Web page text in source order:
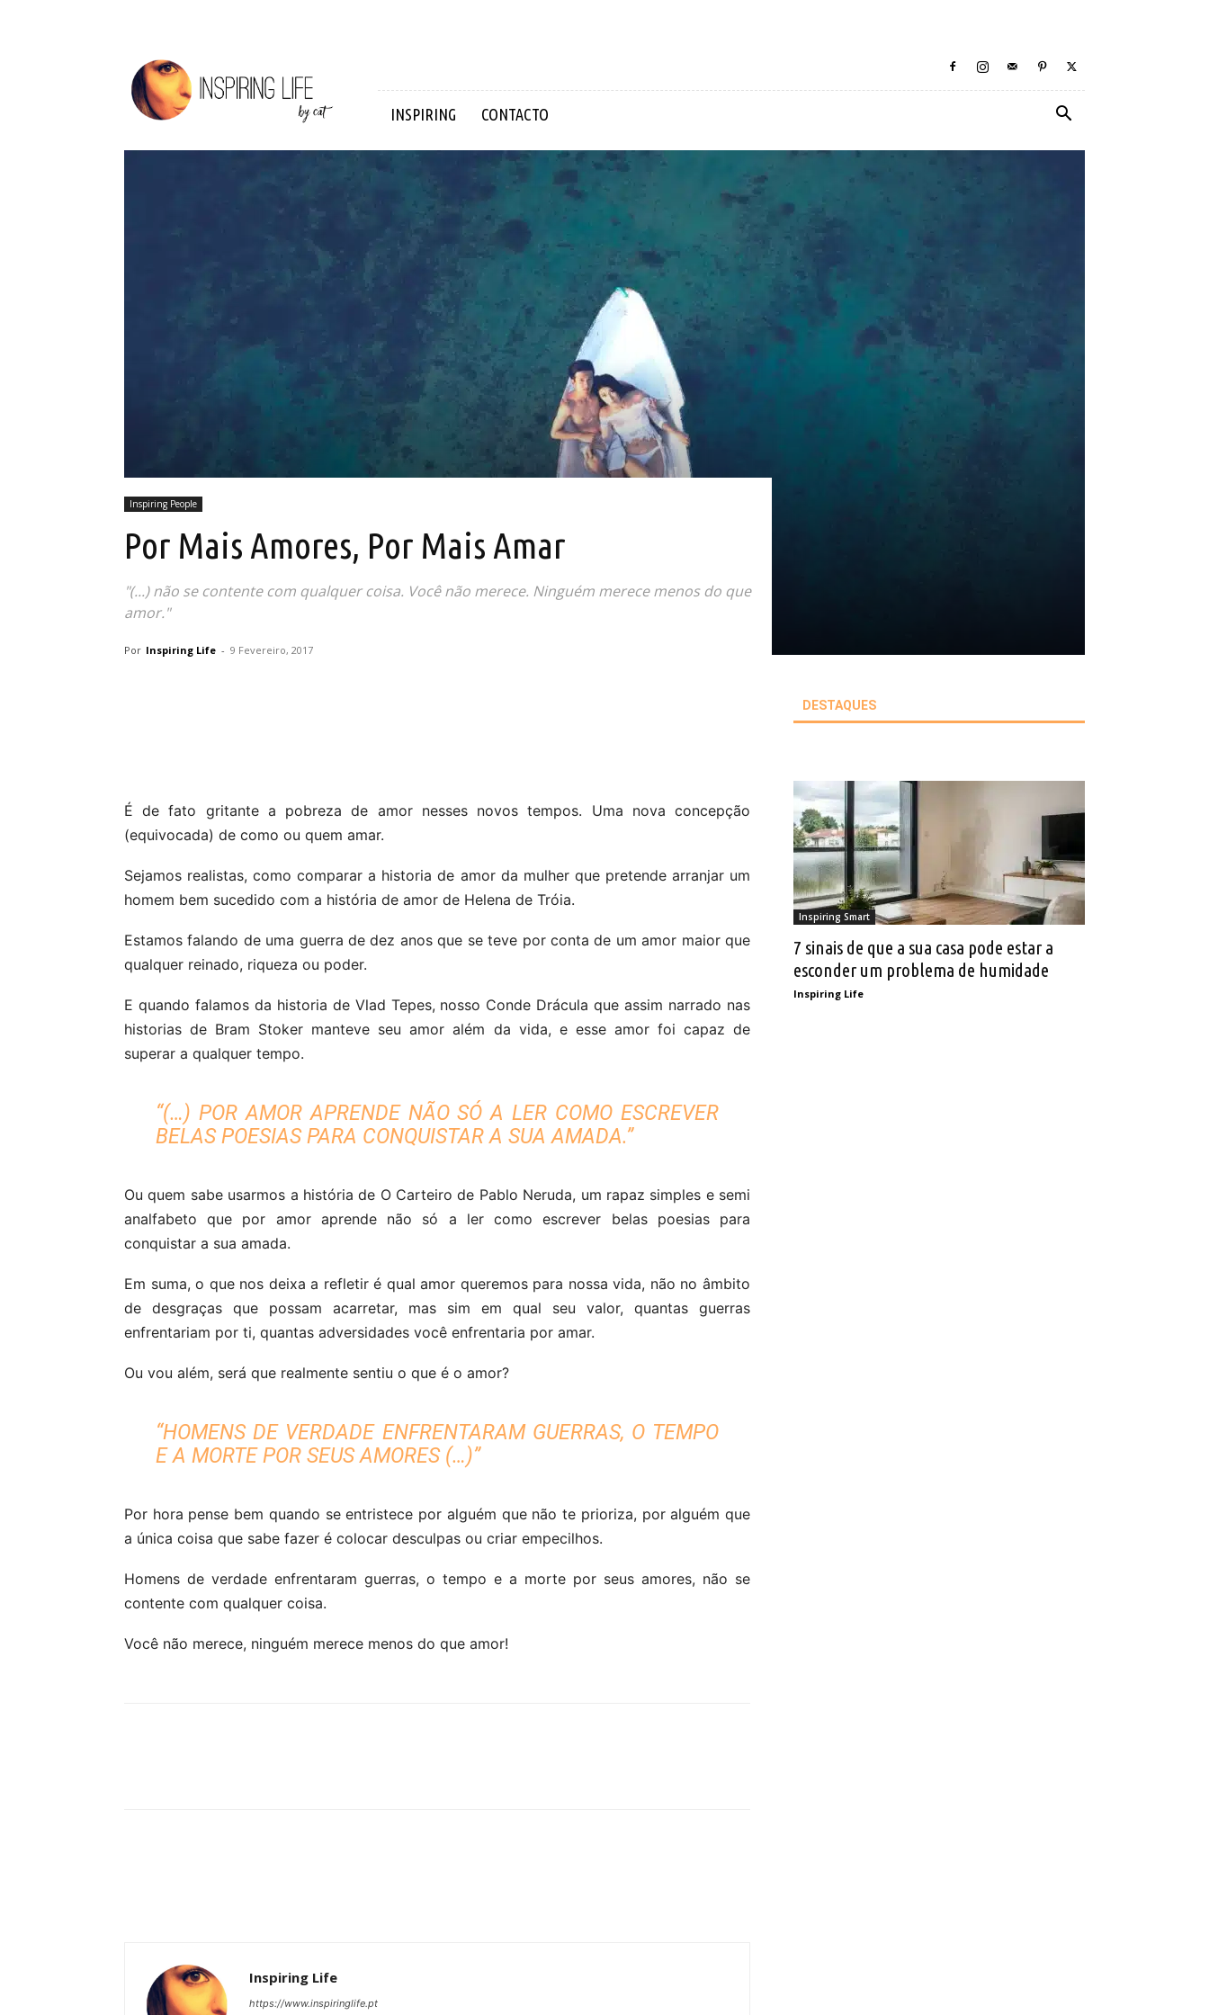
Inspiring
Life
INSPIRING CONTACTO
Inspiring People
Por Mais Amores, Por Mais Amar
"(...) não se contente com qualquer coisa. Você não merece. Ninguém merece menos do que
amor."
Por Inspiring Life - 9 Fevereiro, 2017
É de fato gritante a pobreza de amor nesses novos tempos. Uma nova concepção
(equivocada) de como ou quem amar.
Sejamos realistas, como comparar a historia de amor da mulher que pretende arranjar um
homem bem sucedido com a história de amor de Helena de Tróia.
Estamos falando de uma guerra de dez anos que se teve por conta de um amor maior que
qualquer reinado, riqueza ou poder.
E quando falamos da historia de Vlad Tepes, nosso Conde Drácula que assim narrado nas
historias de Bram Stoker manteve seu amor além da vida, e esse amor foi capaz de
superar a qualquer tempo.
“(…) POR AMOR APRENDE NÃO SÓ A LER COMO ESCREVER
BELAS POESIAS PARA CONQUISTAR A SUA AMADA.”
Ou quem sabe usarmos a história de O Carteiro de Pablo Neruda, um rapaz simples e semi
analfabeto que por amor aprende não só a ler como escrever belas poesias para
conquistar a sua amada.
Em suma, o que nos deixa a refletir é qual amor queremos para nossa vida, não no âmbito
de desgraças que possam acarretar, mas sim em qual seu valor, quantas guerras
enfrentariam por ti, quantas adversidades você enfrentaria por amar.
Ou vou além, será que realmente sentiu o que é o amor?
“HOMENS DE VERDADE ENFRENTARAM GUERRAS, O TEMPO
E A MORTE POR SEUS AMORES (…)”
Por hora pense bem quando se entristece por alguém que não te prioriza, por alguém que
a única coisa que sabe fazer é colocar desculpas ou criar empecilhos.
Homens de verdade enfrentaram guerras, o tempo e a morte por seus amores, não se
contente com qualquer coisa.
Você não merece, ninguém merece menos do que amor!
Inspiring Life
https://www.inspiringlife.pt
DESTAQUES
Inspiring Smart
7 sinais de que a sua casa pode estar a
esconder um problema de humidade
Inspiring Life